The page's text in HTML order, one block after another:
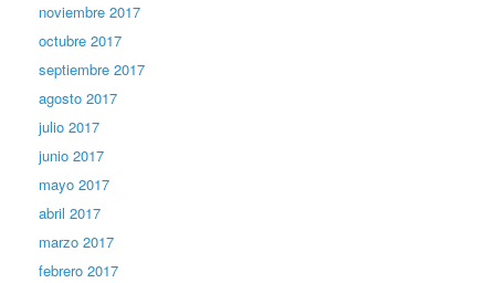
noviembre 2017
octubre 2017
septiembre 2017
agosto 2017
julio 2017
junio 2017
mayo 2017
abril 2017
marzo 2017
febrero 2017